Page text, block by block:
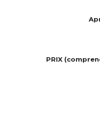
PRIX